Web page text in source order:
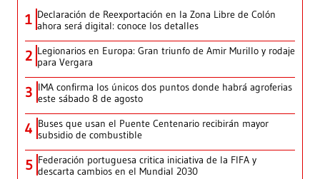
1 Declaración de Reexportación en la Zona Libre de Colón
ahora será digital: conoce los detalles
2 Legionarios en Europa: Gran triunfo de Amir Murillo y rodaje
para Vergara
3 IMA confirma los únicos dos puntos donde habrá agroferias
este sábado 8 de agosto
4 Buses que usan el Puente Centenario recibirán mayor
subsidio de combustible
5 Federación portuguesa critica iniciativa de la FIFA y
descarta cambios en el Mundial 2030